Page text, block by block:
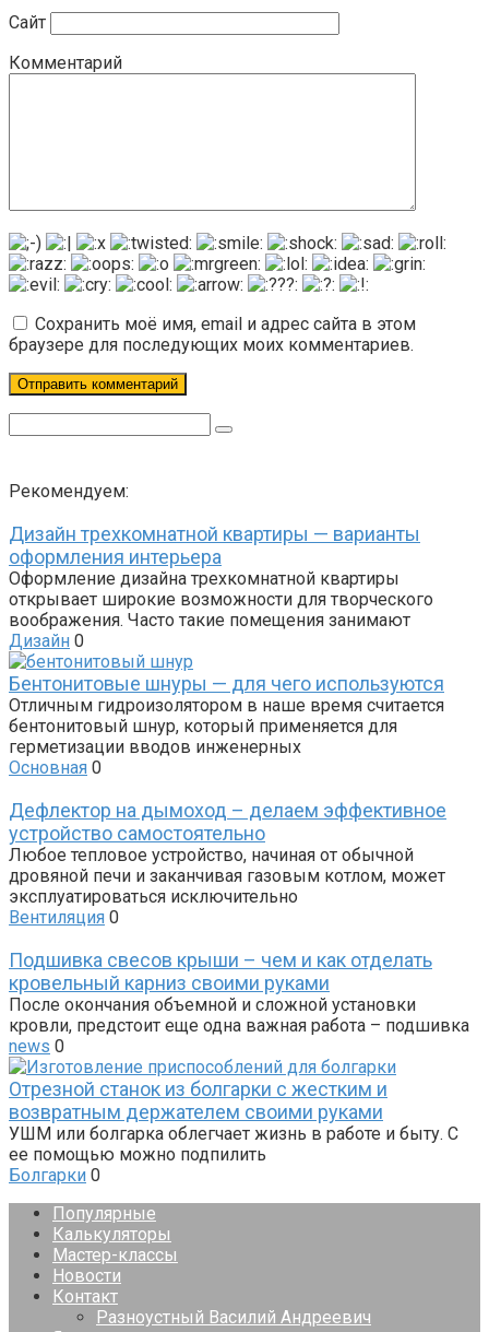
Сайт
Комментарий
Сохранить моё имя, email и адрес сайта в этом
браузере для последующих моих комментариев.
Рекомендуем:
Дизайн трехкомнатной квартиры — варианты
оформления интерьера
Оформление дизайна трехкомнатной квартиры
открывает широкие возможности для творческого
воображения. Часто такие помещения занимают
Дизайн 0
Бентонитовые шнуры — для чего используются
Отличным гидроизолятором в наше время считается
бентонитовый шнур, который применяется для
герметизации вводов инженерных
Основная 0
Дефлектор на дымоход – делаем эффективное
устройство самостоятельно
Любое тепловое устройство, начиная от обычной
дровяной печи и заканчивая газовым котлом, может
эксплуатироваться исключительно
Вентиляция 0
Подшивка свесов крыши – чем и как отделать
кровельный карниз своими руками
После окончания объемной и сложной установки
кровли, предстоит еще одна важная работа – подшивка
news 0
Отрезной станок из болгарки с жестким и
возвратным держателем своими руками
УШМ или болгарка облегчает жизнь в работе и быту. С
ее помощью можно подпилить
Болгарки 0
Популярные
Калькуляторы
Мастер-классы
Новости
Контакт
Разноустный Василий Андреевич